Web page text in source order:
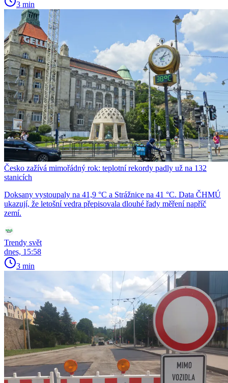
3 min
Česko zažívá mimořádný rok: teplotní rekordy padly už na 132
stanicích
Doksany vystoupaly na 41,9 °C a Strážnice na 41 °C. Data ČHMÚ
ukazují, že letošní vedra přepisovala dlouhé řady měření napříč
zemí.
Trendy svět
dnes, 15:58
3 min